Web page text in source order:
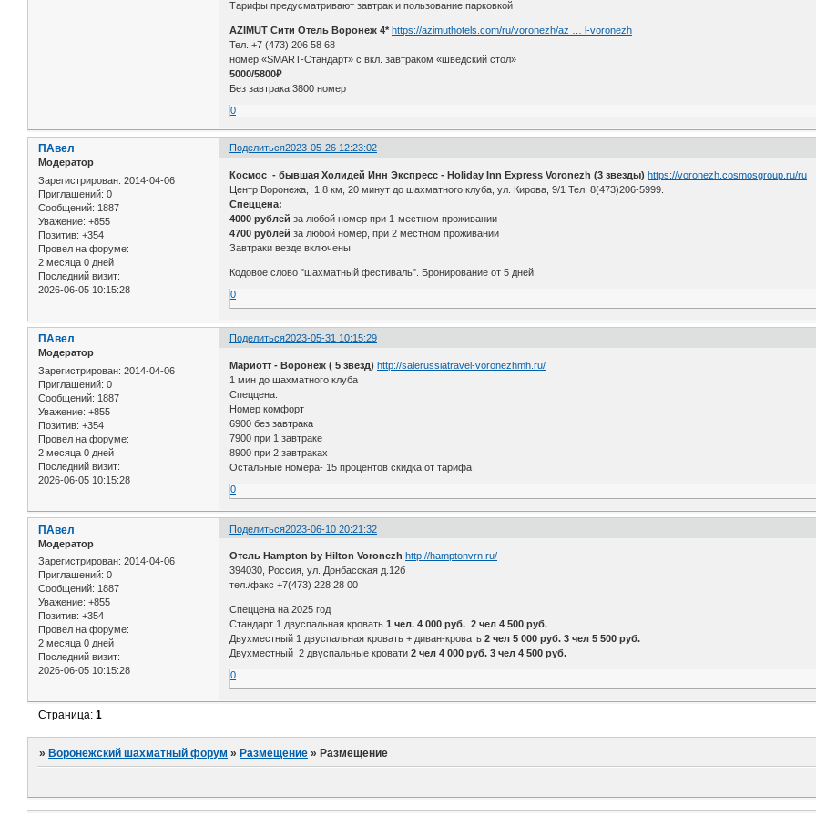
Тарифы предусматривают завтрак и пользование парковкой
AZIMUT Сити Отель Воронеж 4* https://azimuthotels.com/ru/voronezh/az … l-voronezh
Тел. +7 (473) 206 58 68
номер «SMART-Стандарт» с вкл. завтраком «шведский стол»
5000/5800₽
Без завтрака 3800 номер
0
Поделиться2023-05-26 12:23:02
ПАвел
Модератор
Зарегистрирован: 2014-04-06
Приглашений: 0
Сообщений: 1887
Уважение: +855
Позитив: +354
Провел на форуме:
2 месяца 0 дней
Последний визит:
2026-06-05 10:15:28
Космос - бывшая Холидей Инн Экспресс - Holiday Inn Express Voronezh (3 звезды) https://voronezh.cosmosgroup.ru/ru
Центр Воронежа, 1,8 км, 20 минут до шахматного клуба, ул. Кирова, 9/1 Тел: 8(473)206-5999.
Спеццена:
4000 рублей за любой номер при 1-местном проживании
4700 рублейза любой номер, при 2 местном проживании
Завтраки везде включены.
Кодовое слово "шахматный фестиваль". Бронирование от 5 дней.
0
Поделиться2023-05-31 10:15:29
ПАвел
Модератор
Зарегистрирован: 2014-04-06
Приглашений: 0
Сообщений: 1887
Уважение: +855
Позитив: +354
Провел на форуме:
2 месяца 0 дней
Последний визит:
2026-06-05 10:15:28
Мариотт - Воронеж ( 5 звезд) http://salerussiatravel-voronezhmh.ru/
1 мин до шахматного клуба
Спеццена:
Номер комфорт
6900 без завтрака
7900 при 1 завтраке
8900 при 2 завтраках
Остальные номера- 15 процентов скидка от тарифа
0
Поделиться2023-06-10 20:21:32
ПАвел
Модератор
Зарегистрирован: 2014-04-06
Приглашений: 0
Сообщений: 1887
Уважение: +855
Позитив: +354
Провел на форуме:
2 месяца 0 дней
Последний визит:
2026-06-05 10:15:28
Отель Hampton by Hilton Voronezh http://hamptonvrn.ru/
394030, Россия, ул. Донбасская д.12б
тел./факс +7(473) 228 28 00
Спеццена на 2025 год
Стандарт 1 двуспальная кровать1 чел. 4 000 руб. 2 чел 4 500 руб.
Двухместный 1 двуспальная кровать + диван-кровать2 чел 5 000 руб. 3 чел 5 500 руб.
Двухместный 2 двуспальные кровати2 чел 4 000 руб. 3 чел 4 500 руб.
0
Страница:1
»Воронежский шахматный форум »Размещение »Размещение